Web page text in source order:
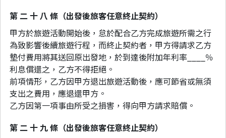
第 二 十 八 條（出發後旅客任意終止契約）
甲方於旅遊活動開始後，怠於配合乙方完成旅遊所需之行
為致影響後續旅遊行程，而終止契約者，甲方得請求乙方
墊付費用將其送回原出發地，於到達後附加年利率____％
利息償還之，乙方不得拒絕。
前項情形，乙方因甲方退出旅遊活動後，應可節省或無須
支出之費用，應退還甲方。
乙方因第一項事由所受之損害，得向甲方請求賠償。
第 二 十 九 條（出發後旅客任意終止契約）